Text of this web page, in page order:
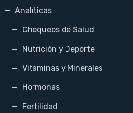
Analíticas
Chequeos de Salud
Nutrición y Deporte
Vitaminas y Minerales
Hormonas
Fertilidad